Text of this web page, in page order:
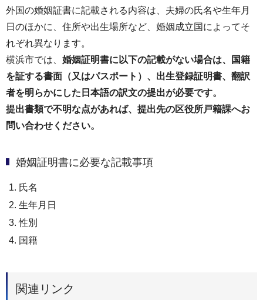
外国の婚姻証書に記載される内容は、夫婦の氏名や生年月
日のほかに、住所や出生場所など、婚姻成立国によってそ
れぞれ異なります。
横浜市では、 婚姻証明書に以下の記載がない場合は、国籍
を証する書面（又はパスポート）、出生登録証明書、翻訳
者を明らかにした日本語の訳文の提出が必要です。
提出書類で不明な点があれば、提出先の区役所戸籍課へお
問い合わせください。
婚姻証明書に必要な記載事項
氏名
生年月日
性別
国籍
関連リンク